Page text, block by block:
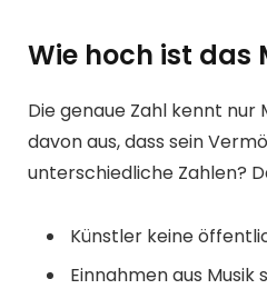
Wie hoch ist das
Die genaue Zahl kennt
davon aus, dass sein
unterschiedliche Zahlen?
Künstler keine
Einnahmen aus Musik